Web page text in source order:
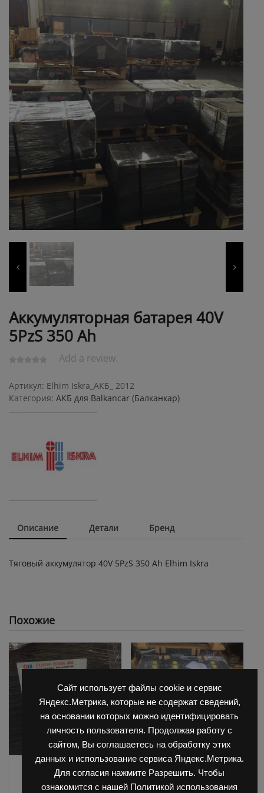
Сайт использует файлы cookie и сервис
Яндекс.Метрика, которые не содержат сведений,
на основании которых можно идентифицировать
личность пользователя. Продолжая работу с
сайтом, Вы соглашаетесь на обработку этих
данных и использование сервиса Яндекс.Метрика.
Для согласия нажмите Разрешить. Чтобы
ознакомится с нашей Политикой использования
Аккумуляторная батарея 40V
5PzS 350 Ah
Add a review.
Артикул: Elhim Iskra_АКБ_ 2012
Категория: АКБ для Balkanсar (Балканкар)
Описание Детали Бренд
Тяговый аккумулятор 40V 5PzS 350 Ah Elhim Iskra
Похожие
АКБ для Balkanсar
(Балканкар)
АКБ для Balkanсar